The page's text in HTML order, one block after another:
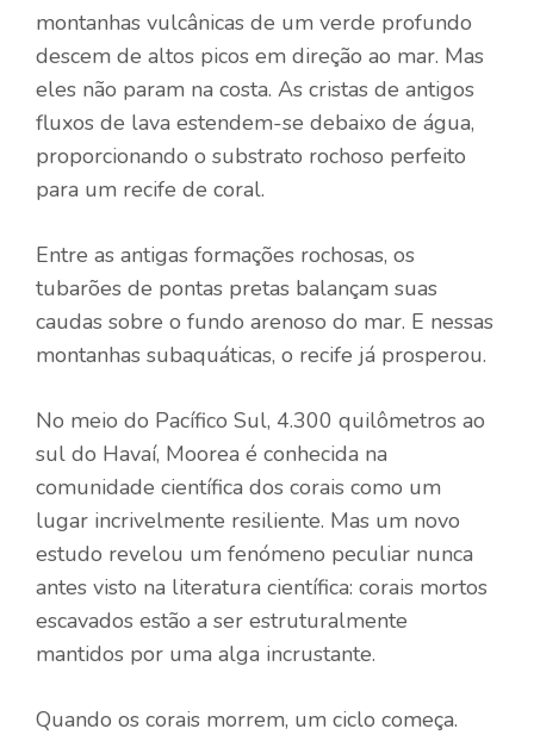
montanhas vulcânicas de um verde profundo
descem de altos picos em direção ao mar. Mas
eles não param na costa. As cristas de antigos
fluxos de lava estendem-se debaixo de água,
proporcionando o substrato rochoso perfeito
para um recife de coral.
Entre as antigas formações rochosas, os
tubarões de pontas pretas balançam suas
caudas sobre o fundo arenoso do mar. E nessas
montanhas subaquáticas, o recife já prosperou.
No meio do Pacífico Sul, 4.300 quilômetros ao
sul do Havaí, Moorea é conhecida na
comunidade científica dos corais como um
lugar incrivelmente resiliente. Mas um novo
estudo revelou um fenómeno peculiar nunca
antes visto na literatura científica: corais mortos
escavados estão a ser estruturalmente
mantidos por uma alga incrustante.
Quando os corais morrem, um ciclo começa.